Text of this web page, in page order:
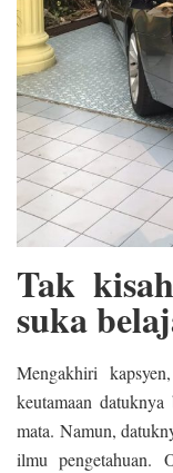
Tak
suka
Mengakhiri
keutamaan
mata. Namun,
ilmu pengetahuan.